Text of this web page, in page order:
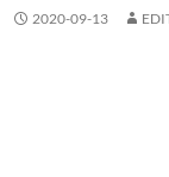
2020-09-13